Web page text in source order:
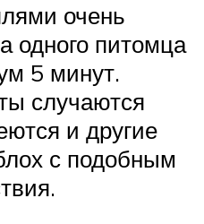
очень
одного питомца
5 минут.
случаются
и другие
с подобным